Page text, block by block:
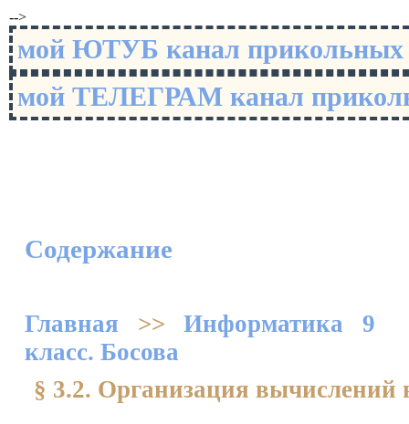
-->
мой ЮТУБ канал
мой ТЕЛЕГРАМ канал
Содержание
Главная >>Информатика 9
класс. Босова
§ 3.2. Организация вычислений